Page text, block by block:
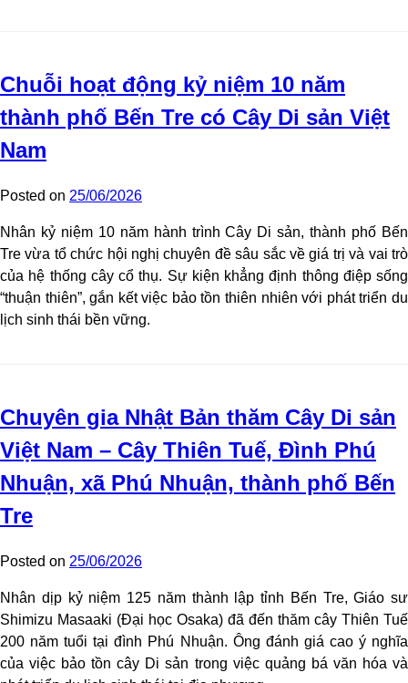
Chuỗi hoạt động kỷ niệm 10 năm
thành phố Bến Tre có Cây Di sản Việt
Nam
Posted on 25/06/2026
Nhân kỷ niệm 10 năm hành trình Cây Di sản, thành phố Bến
Tre vừa tổ chức hội nghị chuyên đề sâu sắc về giá trị và vai trò
của hệ thống cây cổ thụ. Sự kiện khẳng định thông điệp sống
“thuận thiên”, gắn kết việc bảo tồn thiên nhiên với phát triển du
lịch sinh thái bền vững.
Chuyên gia Nhật Bản thăm Cây Di sản
Việt Nam – Cây Thiên Tuế, Đình Phú
Nhuận, xã Phú Nhuận, thành phố Bến
Tre
Posted on 25/06/2026
Nhân dịp kỷ niệm 125 năm thành lập tỉnh Bến Tre, Giáo sư
Shimizu Masaaki (Đại học Osaka) đã đến thăm cây Thiên Tuế
200 năm tuổi tại đình Phú Nhuận. Ông đánh giá cao ý nghĩa
của việc bảo tồn cây Di sản trong việc quảng bá văn hóa và